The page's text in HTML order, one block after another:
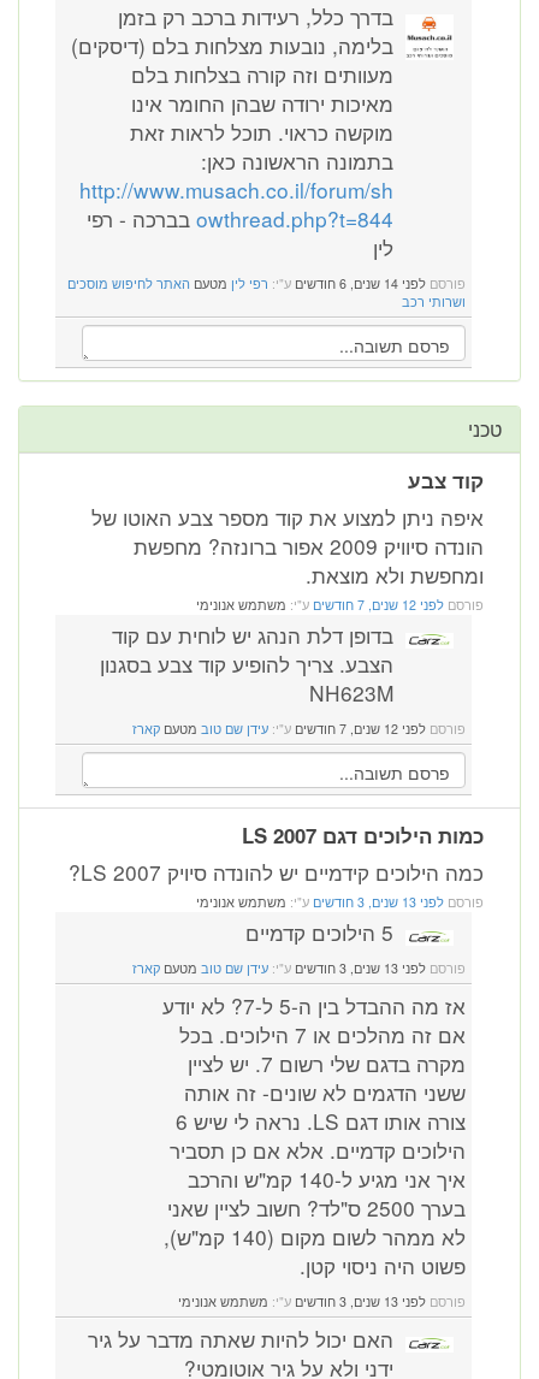
בדרך כלל, רעידות ברכב רק בזמן
בלימה, נובעות מצלחות בלם (דיסקים)
מעוותים וזה קורה בצלחות בלם
מאיכות ירודה שבהן החומר אינו
מוקשה כראוי. תוכל לראות זאת
בתמונה הראשונה כאן:
http://www.musach.co.il/forum/sh
owthread.php?t=844 בברכה - רפי
לין
פורסם לפני 14 שנים, 6 חודשים ע"י: רפי לין מטעם האתר לחיפוש מוסכים
ושרותי רכב
טכני
קוד צבע
איפה ניתן למצוע את קוד מספר צבע האוטו של
הונדה סיוויק 2009 אפור ברונזה? מחפשת
ומחפשת ולא מוצאת.
פורסם לפני 12 שנים, 7 חודשים ע"י: משתמש אנונימי
בדופן דלת הנהג יש לוחית עם קוד
הצבע. צריך להופיע קוד צבע בסגנון
NH623M
פורסם לפני 12 שנים, 7 חודשים ע"י: עידן שם טוב מטעם קארז
כמות הילוכים דגם LS 2007
כמה הילוכים קידמיים יש להונדה סיויק LS 2007?
פורסם לפני 13 שנים, 3 חודשים ע"י: משתמש אנונימי
5 הילוכים קדמיים
פורסם לפני 13 שנים, 3 חודשים ע"י: עידן שם טוב מטעם קארז
אז מה ההבדל בין ה-5 ל-7? לא יודע
אם זה מהלכים או 7 הילוכים. בכל
מקרה בדגם שלי רשום 7. יש לציין
ששני הדגמים לא שונים- זה אותה
צורה אותו דגם LS. נראה לי שיש 6
הילוכים קדמיים. אלא אם כן תסביר
איך אני מגיע ל-140 קמ"ש והרכב
בערך 2500 ס"לד? חשוב לציין שאני
לא ממהר לשום מקום (140 קמ"ש),
פשוט היה ניסוי קטן.
פורסם לפני 13 שנים, 3 חודשים ע"י: משתמש אנונימי
האם יכול להיות שאתה מדבר על גיר
ידני ולא על גיר אוטומטי?